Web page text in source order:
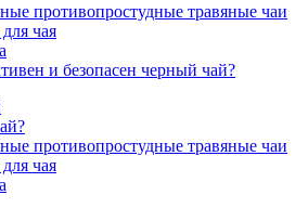
противопростудные травяные чаи
чая
и безопасен черный чай?
противопростудные травяные чаи
чая